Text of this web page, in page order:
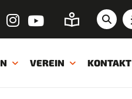
VEREIN KONTAKT